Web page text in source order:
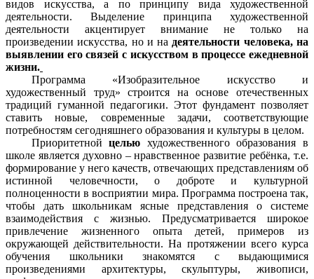
видов искусства, а по принципу вида художественной
деятельности. Выделение принципа художественной
деятельности акцентирует внимание не только на
произведении искусства, но и надеятельности человека, на
выявлении его связей с искусством в процессе ежедневной
жизни.
Программа «Изобразительное искусство и
художественный труд» строится на основе отечественных
традиций гуманной педагогики. Этот фундамент позволяет
ставить новые, современные задачи, соответствующие
потребностям сегодняшнего образования и культуры в целом.
Приоритетнойцелью художественного образования в
школе является духовно – нравственное развитие ребёнка, т.е.
формирование у него качеств, отвечающих представлениям об
истинной человечности, о доброте и культурной
полноценности в восприятии мира. Программа построена так,
чтобы дать школьникам ясные представления о системе
взаимодействия с жизнью. Предусматривается широкое
привлечение жизненного опыта детей, примеров из
окружающей действительности. На протяжении всего курса
обучения школьники знакомятся с выдающимися
произведениями архитектуры, скульптуры, живописи,